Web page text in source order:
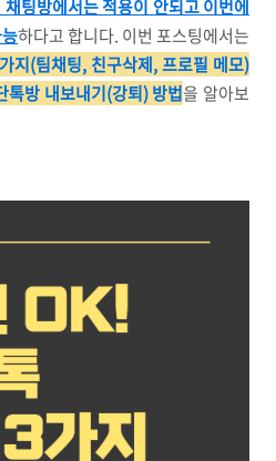
팅방에서는 적용이 안되고 이번에
하다고 합니다. 이번 포스팅에서는
지(팀채팅, 친구삭제, 프로필 메모)
톡방 내보내기(강퇴) 방법을 알아보